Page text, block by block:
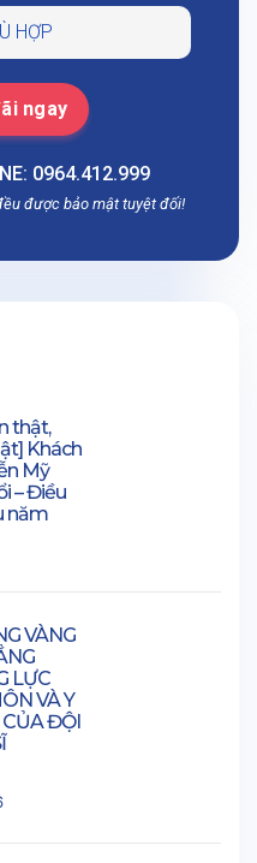
0964.412.999
được bảo mật tuyệt đối!
thật,
Khách
Mỹ
– Điều
năm
VÀNG
LỰC
VÀ Y
ĐỘI